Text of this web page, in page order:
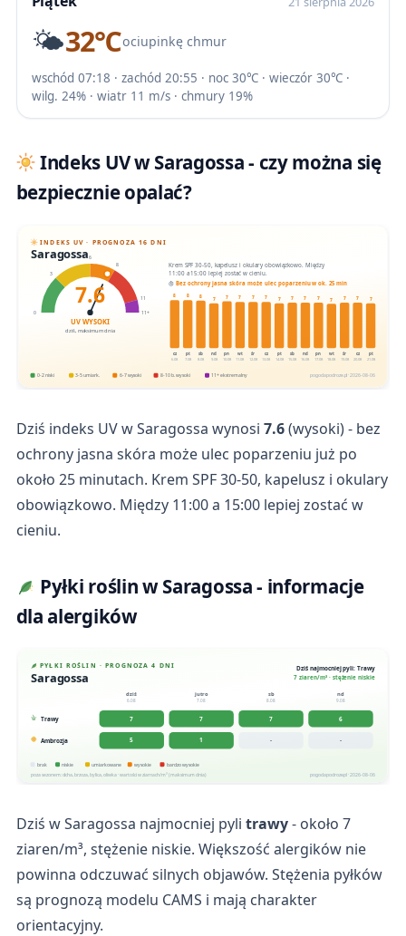
🌤️32℃ociupinkę chmur
wschód 07:18 · zachód 20:55 · noc 30℃ · wieczór 30℃ ·
wilg. 24% · wiatr 11 m/s · chmury 19%
Indeks UV w Saragossa - czy można się
bezpiecznie opalać?
INDEKS UV · PROGNOZA 16 DNI
Saragossa
0
3
6
8
11
11+
7.6
UV WYSOKI
dziś, maksimum dnia
Krem SPF 30-50, kapelusz i okulary obowiązkowo. Między
11:00 a 15:00 lepiej zostać w cieniu.
Bez ochrony jasna skóra może ulec poparzeniu w ok. 25 min
8
cz
6.08
8
pt
7.08
8
sb
8.08
7
nd
9.08
7
pn
10.08
7
wt
11.08
7
śr
12.08
7
cz
13.08
7
pt
14.08
7
sb
15.08
7
nd
16.08
7
pn
17.08
7
wt
18.08
7
śr
19.08
7
cz
20.08
7
pt
21.08
0-2 niski 3-5 umiark. 6-7 wysoki 8-10 b. wysoki 11+ ekstremalny pogodapodroze.pl · 2026-08-06
Dziś indeks UV w Saragossa wynosi 7.6(wysoki) - bez
ochrony jasna skóra może ulec poparzeniu już po
około 25 minutach. Krem SPF 30-50, kapelusz i okulary
obowiązkowo. Między 11:00 a 15:00 lepiej zostać w
cieniu.
Pyłki roślin w Saragossa - informacje
dla alergików
PYŁKI ROŚLIN · PROGNOZA 4 DNI
Saragossa
Dziś najmocniej pyli: Trawy
7 ziaren/m³ · stężenie niskie
dziś
6.08
jutro
7.08
sb
8.08
nd
9.08
Trawy 7 7 7 6
Ambrozja 5 1 - -
brak niskie umiarkowane wysokie
bardzo wysokie
poza sezonem: olcha, brzoza, bylica, oliwka · wartości w ziarnach/m³ (maksimum dnia)
pogodapodroze.pl · 2026-08-06
Dziś w Saragossa najmocniej pyli trawy- około 7
ziaren/m³, stężenie niskie. Większość alergików nie
powinna odczuwać silnych objawów. Stężenia pyłków
są prognozą modelu CAMS i mają charakter
orientacyjny.